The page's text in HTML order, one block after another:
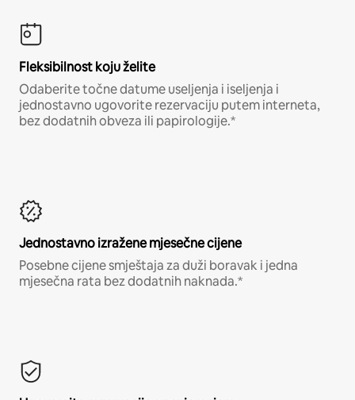
Fleksibilnost koju želite
Odaberite točne datume useljenja i iseljenja i
jednostavno ugovorite rezervaciju putem interneta,
bez dodatnih obveza ili papirologije.*
Jednostavno izražene mjesečne cijene
Posebne cijene smještaja za duži boravak i jedna
mjesečna rata bez dodatnih naknada.*